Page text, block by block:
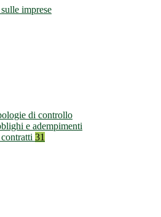
imprese
di controllo
e adempimenti
31